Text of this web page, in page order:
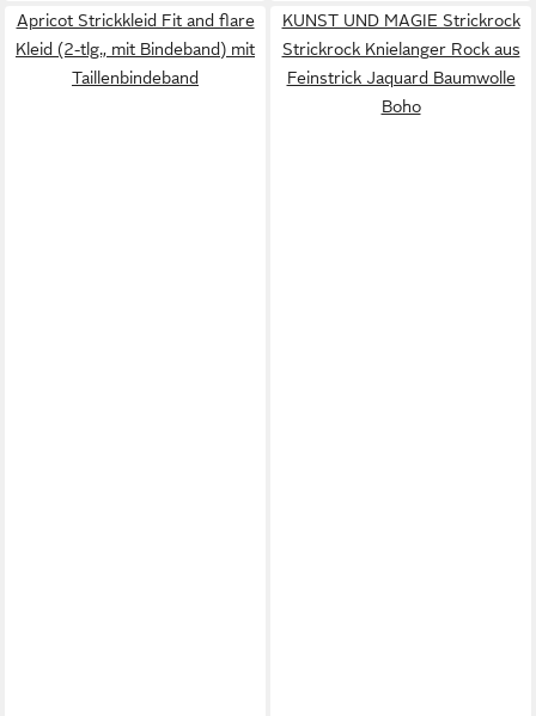
Apricot Strickkleid Fit and flare
Kleid (2-tlg., mit Bindeband) mit
Taillenbindeband
KUNST UND MAGIE Strickrock
Strickrock Knielanger Rock aus
Feinstrick Jaquard Baumwolle
Boho